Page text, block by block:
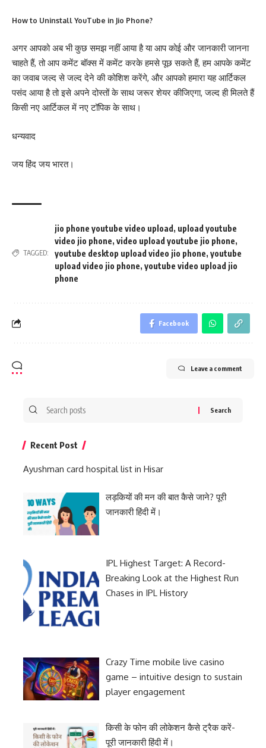
How to Uninstall YouTube in Jio Phone?
अगर आपको अब भी कुछ समझ नहीं आया है या आप कोई और जानकारी जानना
चाहते हैं, तो आप कमेंट बॉक्स में कमेंट करके हमसे पूछ सकते हैं, हम आपके कमेंट
का जवाब जल्द से जल्द देने की कोशिश करेंगे, और आपको हमारा यह आर्टिकल
पसंद आया है तो इसे अपने दोस्तों के साथ जरूर शेयर कीजिएगा, जल्द ही मिलते हैं
किसी नए आर्टिकल में नए टॉपिक के साथ।
धन्यवाद
जय हिंद जय भारत।
TAGGED:
jio phone youtube video upload , upload youtube
video jio phone, video upload youtube jio phone,
youtube desktop upload video jio phone, youtube
upload video jio phone, youtube video upload jio
phone
Facebook
Leave a comment
Search
Recent Post
Ayushman card hospital list in Hisar
लड़कियों की मन की बात कैसे जाने? पूरी
जानकारी हिंदी में।
IPL Highest Target: A Record-
Breaking Look at the Highest Run
Chases in IPL History
Crazy Time mobile live casino
game – intuitive design to sustain
player engagement
किसी के फोन की लोकेशन कैसे ट्रैक करें-
पूरी जानकारी हिंदी में।